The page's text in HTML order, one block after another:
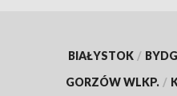
BIAŁYSTOK /
GORZÓW WLKP. /